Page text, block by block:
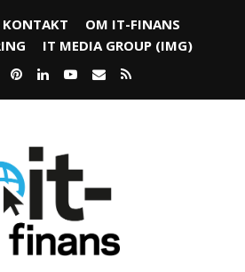
KONTAKT
OM IT-FINANS
IT MEDIA GROUP (IMG)